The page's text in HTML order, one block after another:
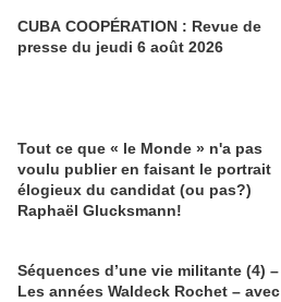
CUBA COOPÉRATION : Revue de
presse du jeudi 6 août 2026
Tout ce que « le Monde » n'a pas
voulu publier en faisant le portrait
élogieux du candidat (ou pas?)
Raphaël Glucksmann!
Séquences d’une vie militante (4) –
Les années Waldeck Rochet – avec